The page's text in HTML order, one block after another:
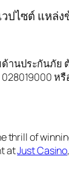
วปไซต์ แหล่
านประกันภัย
หรื
thrill of
atJust Casino